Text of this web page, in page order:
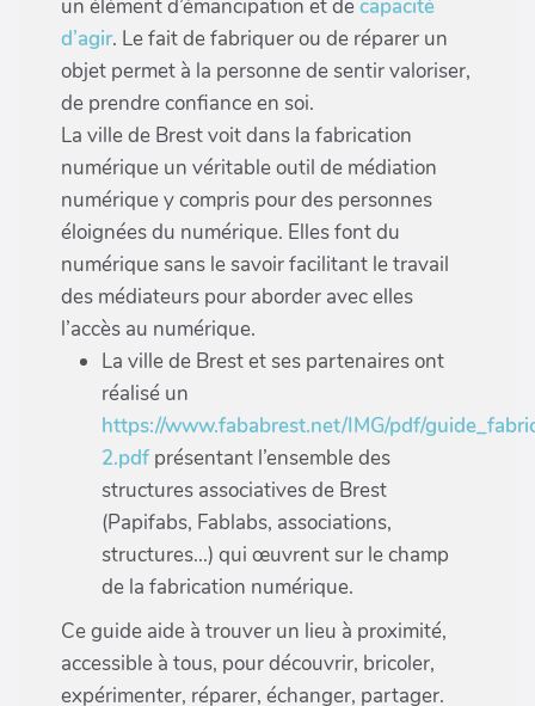
un élément d’émancipation et decapacité
d’agir. Le fait de fabriquer ou de réparer un
objet permet à la personne de sentir valoriser,
de prendre confiance en soi.
La ville de Brest voit dans la fabrication
numérique un véritable outil de médiation
numérique y compris pour des personnes
éloignées du numérique. Elles font du
numérique sans le savoir facilitant le travail
des médiateurs pour aborder avec elles
l’accès au numérique.
La ville de Brest et ses partenaires ont
réalisé un
https://www.fababrest.net/IMG/pdf/
2.pdf présentant l’ensemble des
structures associatives de Brest
(Papifabs, Fablabs, associations,
structures...) qui œuvrent sur le champ
de la fabrication numérique.
Ce guide aide à trouver un lieu à proximité,
accessible à tous, pour découvrir, bricoler,
expérimenter, réparer, échanger, partager.